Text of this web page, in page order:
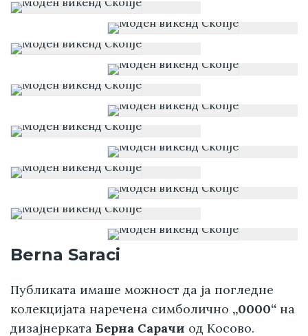
Berna Saraci
Публиката имаше можност да ја погледне
колекцијата наречена симболично „0000“ на
дизајнерката Берна Сарачи од Косово.